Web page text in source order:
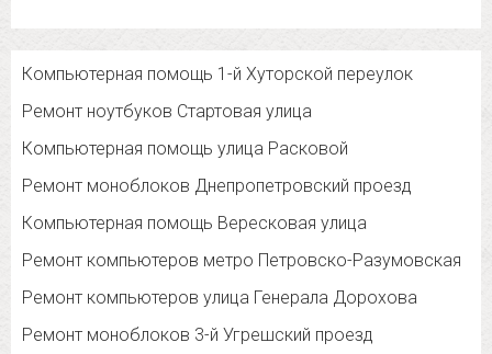
Компьютерная помощь 1-й Хуторской переулок
Ремонт ноутбуков Стартовая улица
Компьютерная помощь улица Расковой
Ремонт моноблоков Днепропетровский проезд
Компьютерная помощь Вересковая улица
Ремонт компьютеров метро Петровско-Разумовская
Ремонт компьютеров улица Генерала Дорохова
Ремонт моноблоков 3-й Угрешский проезд